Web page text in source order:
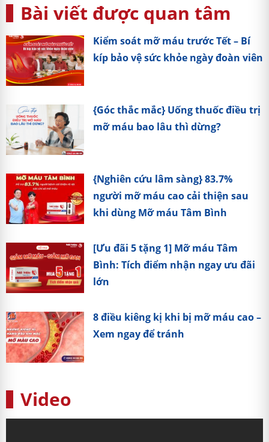
Bài viết được quan tâm
Kiểm soát mỡ máu trước Tết – Bí
kíp bảo vệ sức khỏe ngày đoàn viên
{Góc thắc mắc} Uống thuốc điều trị
mỡ máu bao lâu thì dừng?
{Nghiên cứu lâm sàng} 83.7%
người mỡ máu cao cải thiện sau
khi dùng Mỡ máu Tâm Bình
[Ưu đãi 5 tặng 1] Mỡ máu Tâm
Bình: Tích điểm nhận ngay ưu đãi
lớn
8 điều kiêng kị khi bị mỡ máu cao –
Xem ngay để tránh
Video